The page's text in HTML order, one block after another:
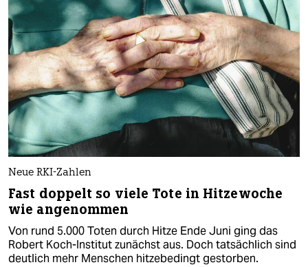
Neue RKI-Zahlen
Fast doppelt so viele Tote in Hitzewoche
wie angenommen
Von rund 5.000 Toten durch Hitze Ende Juni ging das
Robert Koch-Institut zunächst aus. Doch tatsächlich sind
deutlich mehr Menschen hitzebedingt gestorben.